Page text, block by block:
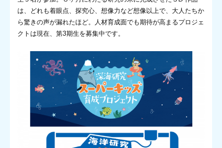
は、どれも着眼点、探究心、想像力など想像以上で、大人たちか
ら驚きの声が漏れたほど。人材育成面でも期待が高まるプロジェ
クトは現在、第3期生を募集中です。